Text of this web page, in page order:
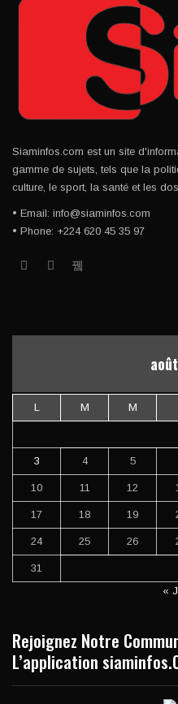
Siaminfos.com est un site
gamme de sujets, tels que la
culture, le sport, la santé et les
• Email: info@siaminfos.com
• Phone: +224 620 45 35 97
L M M
3 4 5
10 11 12
17 18 19
24 25 26
31
«
Rejoignez Notre
L’application